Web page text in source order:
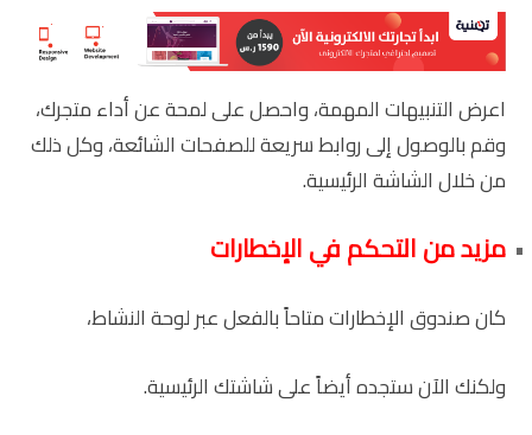
اعرض التنبيهات المهمة، واحصل على لمحة عن أداء متجرك،
وقم بالوصول إلى روابط سريعة للصفحات الشائعة، وكل ذلك
من خلال الشاشة الرئيسية.
مزيد من التحكم في الإخطارات
كان صندوق الإخطارات متاحاً بالفعل عبر لوحة النشاط،
ولكنك الآن ستجده أيضاً على شاشتك الرئيسية.